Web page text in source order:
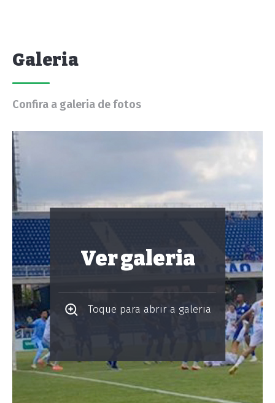
Galeria
Confira a galeria de fotos
Ver galeria
Toque para abrir a galeria